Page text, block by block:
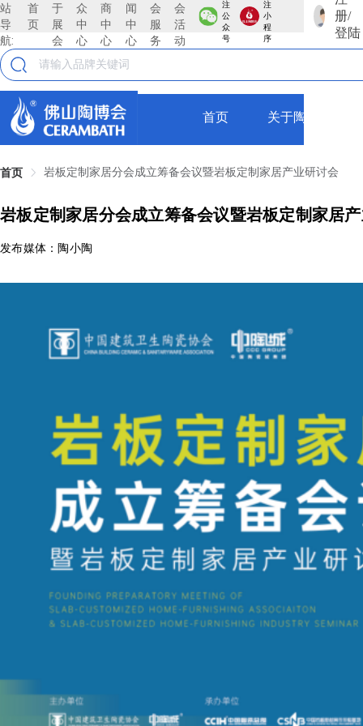
站
导
航:
首
页
于
展
会
众
中
心
商
中
心
闻
中
心
会
服
务
会
活
动
注
公
众
号
注
小
程
序
册/
登陆
首页 关于陶博会
首页 岩板定制家居分会成立筹备会议暨岩板定制家居产业研讨会
岩板定制家居分会成立筹备会议暨岩板定制家居
发布媒体：陶小陶